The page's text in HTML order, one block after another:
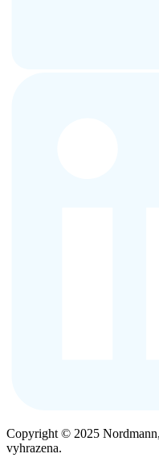
Copyright © 2025
vyhrazena.